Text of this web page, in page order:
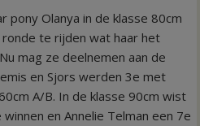
pony Olanya in de klasse 80cm
te rijden wat haar het
mag ze deelnemen aan de
en Sjors werden 3e met
A/B. In de klasse 90cm wist
en Annelie Telman een 7e